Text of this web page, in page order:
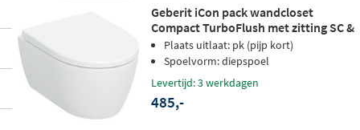
dig, hygiënisch en eenvoudig schoon te h
ouden is. De modellen zijn verkrijgbaar m
et verschillende afvoerposities, zoals PK
(horizontaal langs de muur) en AO (vertic
aal naar beneden), zodat er altijd een uitv
oering is die past bij jouw situatie.
Geberit iCon pack wandcloset
Compact TurboFlush met zitting SC &
QR - glans wit - Keratect
Plaats uitlaat: pk (pijp kort)
Spoelvorm: diepspoel
Levertijd: 3 werkdagen
485,-